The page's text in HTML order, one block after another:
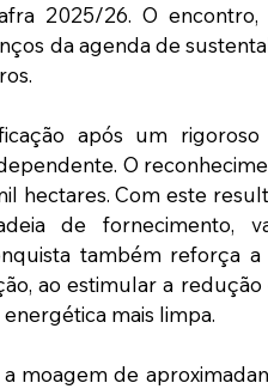
2025/26. O
da agenda de
após um
O
hectares. Com este
de fornecimento,
também reforça
ao estimular a
mais limpa.
moagem de